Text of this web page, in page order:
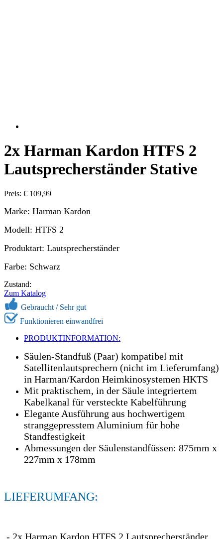
2x Harman Kardon HTFS 2
Lautsprecherständer Stative
Preis: € 109,99
Marke: Harman Kardon
Modell: HTFS 2
Produktart: Lautsprecherständer
Farbe: Schwarz
Zustand:
Zum Katalog
Gebraucht / Sehr gut
Funktionieren einwandfrei
PRODUKTINFORMATION:
Säulen-Standfuß (Paar) kompatibel mit
Satellitenlautsprechern (nicht im Lieferumfang)
in Harman/Kardon Heimkinosystemen HKTS
Mit praktischem, in der Säule integriertem
Kabelkanal für versteckte Kabelführung
Elegante Ausführung aus hochwertigem
stranggepresstem Aluminium für hohe
Standfestigkeit
Abmessungen der Säulenstandfüssen: 875mm x
227mm x 178mm
LIEFERUMFANG:
- 2x Harman Kardon HTFS 2 Lautsprecherständer